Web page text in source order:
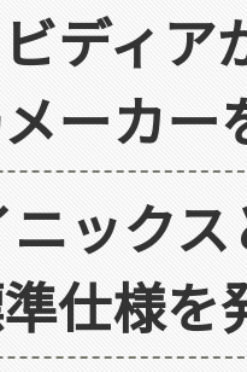
ディア
ーカー
ニック
仕様を